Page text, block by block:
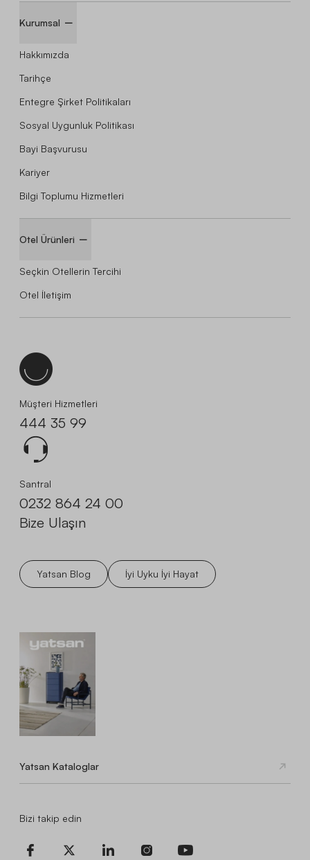
Kurumsal
Hakkımızda
Tarihçe
Entegre Şirket Politikaları
Sosyal Uygunluk Politikası
Bayi Başvurusu
Kariyer
Bilgi Toplumu Hizmetleri
Otel Ürünleri
Seçkin Otellerin Tercihi
Otel İletişim
Müşteri Hizmetleri
444 35 99
Santral
0232 864 24 00
Bize Ulaşın
Yatsan Blog İyi Uyku İyi Hayat
Yatsan Kataloglar
Bizi takip edin